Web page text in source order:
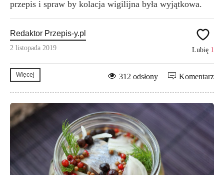
przepis i spraw by kolacja wigilijna była wyjątkowa.
Redaktor Przepis-y.pl
2 listopada 2019 Lubię 1
Więcej Komentarz
312 odsłony